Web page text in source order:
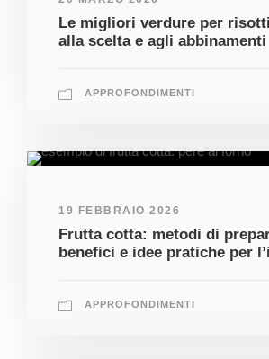
Le migliori verdure per
alla scelta e agli abbinamenti
APPROFONDIMENTI
19 FEBBRAIO 2026
Frutta cotta: metodi di
benefici e idee pratiche per
APPROFONDIMENTI